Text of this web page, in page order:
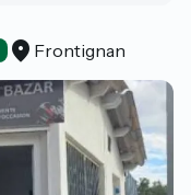
Frontignan